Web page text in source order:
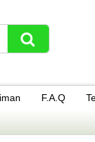
F.A.Q